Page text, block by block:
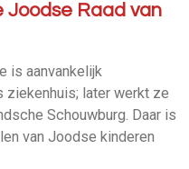
Joodse Raad van
is aanvankelijk
later werkt ze
Schouwburg. Daar is
van Joodse kinderen